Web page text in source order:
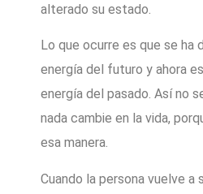
alterado su estado.
Lo que ocurre es que se ha
energía del futuro y ahora
energía del pasado. Así no
nada cambie en la vida,
esa manera.
Cuando la persona vuelve a